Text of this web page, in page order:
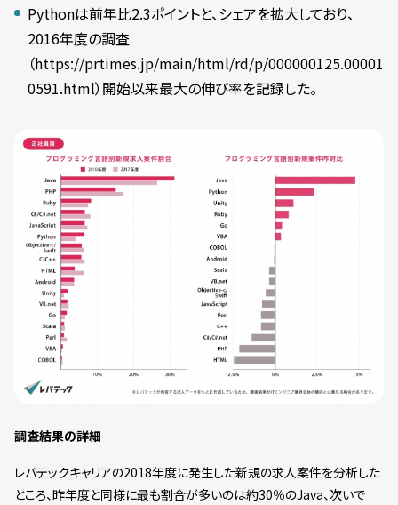
Pythonは前年比2.3ポイントと、シェアを拡大しており、
2016年度の調査
（https://prtimes.jp/main/html/rd/p/000000125.00001
0591.html）開始以来最大の伸び率を記録した。
調査結果の詳細
レバテックキャリアの2018年度に発生した新規の求人案件を分析した
ところ、昨年度と同様に最も割合が多いのは約30％のJava、次いで